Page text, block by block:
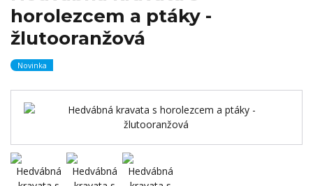
horolezcem a ptáky -
žlutooranžová
Novinka